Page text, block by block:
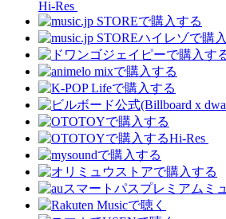
Hi-Res
Hi-Res